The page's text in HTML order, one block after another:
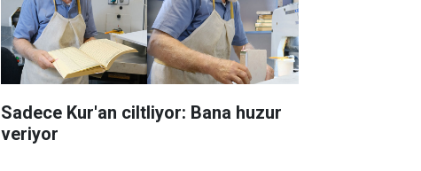
Sadece Kur'an ciltliyor: Bana huzur
veriyor